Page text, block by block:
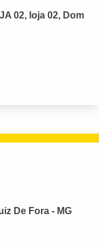
02, loja 02, Dom
De Fora - MG